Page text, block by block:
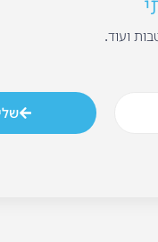
ועוד.